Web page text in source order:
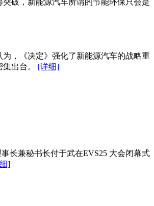
破，新能源汽车所谓的节能环保只会是
，《决定》强化了新能源汽车的战略重
出台。 [详细]
长兼秘书长付于武在EVS25 大会闭幕式
]